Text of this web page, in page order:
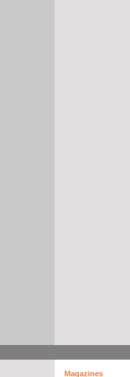
Magazines